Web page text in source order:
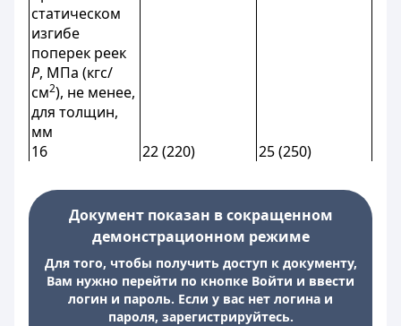
статическом
изгибе
поперек реек
Р, МПа (кгс/
см2), не менее,
для толщин,
мм
16
22 (220) 25 (250)
Документ показан в сокращенном
демонстрационном режиме
Для того, чтобы получить доступ к документу,
Вам нужно перейти по кнопке Войти и ввести
логин и пароль. Если у вас нет логина и
пароля, зарегистрируйтесь.